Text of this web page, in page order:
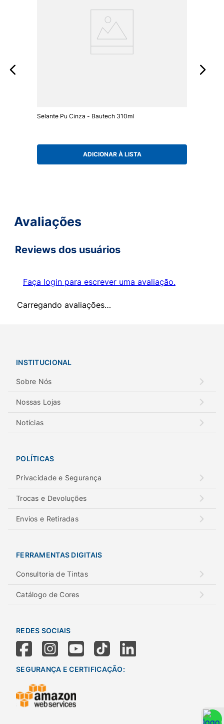
Selante Pu Cinza - Bautech 310ml
ADICIONAR À LISTA
Avaliações
Reviews dos usuários
Faça login para escrever uma avaliação.
Carregando avaliações…
INSTITUCIONAL
Sobre Nós
Nossas Lojas
Notícias
POLÍTICAS
Privacidade e Segurança
Trocas e Devoluções
Envios e Retiradas
FERRAMENTAS DIGITAIS
Consultoria de Tintas
Catálogo de Cores
REDES SOCIAIS
SEGURANÇA E CERTIFICAÇÃO: